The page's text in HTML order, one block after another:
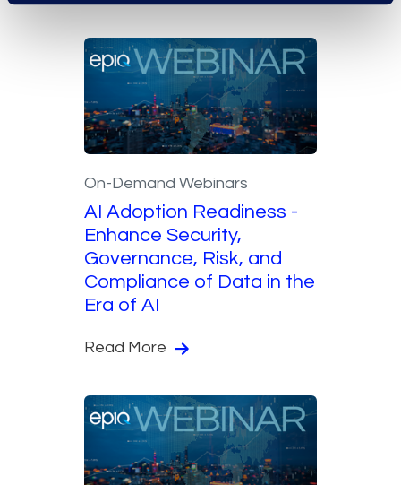
On-Demand Webinars
AI Adoption Readiness -
Enhance Security,
Governance, Risk, and
Compliance of Data in the
Era of AI
Read More